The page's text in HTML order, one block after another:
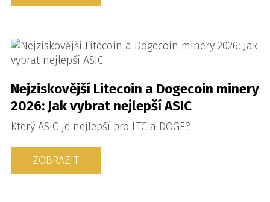
Nejziskovější Litecoin a Dogecoin minery
2026: Jak vybrat nejlepší ASIC
Který ASIC je nejlepší pro LTC a DOGE?
ZOBRAZIT